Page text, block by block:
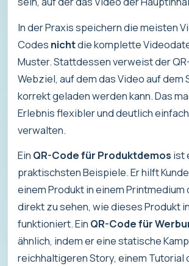
In der Praxis speichern die meisten
Codes nichtdie komplette
Muster. Stattdessen verweist der
Webziel, auf dem das Video auf dem
korrekt geladen werden kann. Das
Erlebnis flexibler und deutlich
verwalten.
Ein QR-Code für Produktdemos ist
praktischsten Beispiele. Er hilft
einem Produkt in einem Printmedium
direkt zu sehen, wie dieses Produkt
funktioniert. Ein QR-Code für
ähnlich, indem er eine statische
reichhaltigeren Story, einem Tutorial